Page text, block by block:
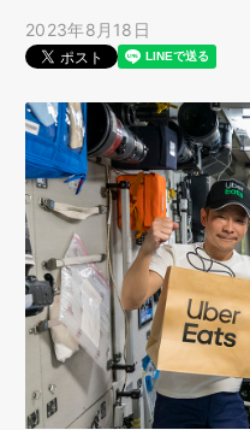
2023年8月18日